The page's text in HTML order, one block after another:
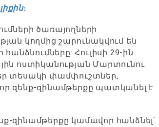
։
ծառայողների
կողմից շարունակվում են
Հուլիսի 29-ին
ոստիկանության Մարտունու
տեսակի փամփուշտներ,
զենք-զինամթերքը պատկանել է
զինամթերքը կամավոր հանձնել՝